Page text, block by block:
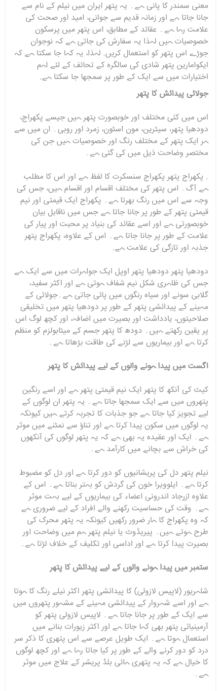
معنی سمندر کا پانی ہے۔ یہ پتھر ایران میں نیلم کے نام سے
جانا جاتا ہے اور زمانہ قدیم سے جوانی، امید اور صحت کی
علامت رہا ہے۔ عقائد کے مطابق، اس پتھر میں پرسکون
خصوصیات ہیں لہذا یہ سفارش کی جاتی ہے کہ نوجوان
جوڑے اس پتھر کو استعمال کریں. لہذا، یہ کہا جا سکتا ہے کہ
ایکوامارین پتھر شادی کی سالگرہ کے تحائف کے لئے اہم
اختیارات میں سے ایک کے طور پر سمجھا جا سکتا ہے.
جولائی پیدائش کا پتھر
اس میں کئی مختلف اور خوبصورت پتھر ہیں جیسے پکھراج،
دودھیا پتھر، سیٹرین، مون اسٹون، زمرد اور روبی۔ ان میں سے
ہر ایک پتھر کے مختلف رنگ اور خصوصیات ہیں جن کی
مختصر وضاحت ذیل میں کی گئی ہے۔
. پکھراج پتھر پکھراج سنسکرت کا لفظ ہے اور اس کا مطلب
ہے آگ۔ اس پتھر کی مختلف اقسام اور اقسام ہیں، جس کی
وجہ سے اس میں رنگ بھرتا ہے۔ پکھراج ایک قیمتی اور نیم
قیمتی پتھر کے طور پر جانا جاتا ہے جس میں ناقابل بیان
خوبصورتی ہے اور اسے عقائد کی بنیاد پر محبت اور پیار کی
علامت کے طور پر جانا جاتا ہے۔ اس کے علاوہ، پکھراج پتھر
جذبہ اور تازگی کی علامت ہے.
دودھیا پتھر دودھیا پتھر اوپل ایک جواہرات میں سے ایک ہے
جس کی ظاہری شکل نیم شفاف ہوتی ہے اور اکثر سفید،
گلابی سونے اور سیاہ رنگوں میں پائی جاتی ہے۔جولائی کے
مہینے کے پیدائشی پتھر کے طور پر دودھیا پتھر میں تخلیقی
صلاحیتوں، یادداشت اور بصیرت میں اضافہ، اور کچھ لوگ اس
پر یقین رکھتے ہیں۔ دودھ کا پتھر جسم کے میٹابولزم کو منظم
کرتا ہے اور بیماریوں سے لڑنے کی طاقت بڑھاتا ہے۔
اگست میں پیدا ہونے والوں کے لیے پیدائش کا پتھر
کیٹ کی آنکھ کا پتھر ایک نیم قیمتی پتھر ہے اور اسے رنگین
پتھروں میں سے ایک سمجھا جاتا ہے۔ یہ پتھر ان لوگوں کے
لیے تجویز کیا جاتا ہے جو جذبات کا تجربہ کرتے ہیں کیونکہ
یہ لوگوں میں سکون پیدا کرتا ہے اور تناؤ سے نمٹنے میں موثر
ہے۔ ایک اور عقیدہ یہ بھی ہے کہ یہ پتھر لوگوں کی آنکھوں
کی خراش سے بچانے میں کارآمد ہے۔
نیلم پتھر دل کی پریشانیوں کو دور کرتا ہے اور دل کو مضبوط
کرتا ہے۔ ایلوویرا خون کی گردش کو بہتر بناتا ہے۔ اس کے
علاوہ ازرجاد اندرونی اعضاء کی بیماریوں کے لیے بہت موثر
ہے۔ وقت کی حساسیت رکھنے والے افراد کے لیے ضروری ہے
کہ وہ پکھراج کا ہار ضرور رکھیں کیونکہ یہ پتھر محرک کی
طرح ہوتے ہیں۔ پیریڈوٹ یا نیلم پتھر ہم میں وضاحت اور
بصیرت پیدا کرتا ہے اور اداسی اور تکلیف کے خلاف لڑتا ہے۔
ستمبر میں پیدا ہونے والوں کے لیے پیدائش کا پتھر
شاہریور (لاپیس لازولی) کا پیدائشی پتھر اکثر نیلے رنگ کا ہوتا
ہے اور اسے شہروار کے پیدائشی مہینے کے مشہور پتھروں میں
سے ایک کے طور پر جانا جاتا ہے۔ لاپیس لازولی پتھر کو
آرمینیائی پتھر بھی کہا جاتا ہے اور اکثر زیورات بنانے میں
استعمال ہوتا ہے۔ ایک طویل عرصے سے اس پتھری کا ذکر سر
درد کو دور کرنے والے کے طور پر کیا جاتا رہا ہے اور کچھ لوگوں
کا خیال ہے کہ یہ پتھری ہائی بلڈ پریشر کے علاج میں موثر
ہے۔